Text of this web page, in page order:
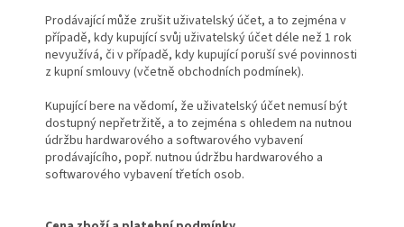
Prodávající může zrušit uživatelský účet, a to zejména v
případě, kdy kupující svůj uživatelský účet déle než 1 rok
nevyužívá, či v případě, kdy kupující poruší své povinnosti
z kupní smlouvy (včetně obchodních podmínek).
Kupující bere na vědomí, že uživatelský účet nemusí být
dostupný nepřetržitě, a to zejména s ohledem na nutnou
údržbu hardwarového a softwarového vybavení
prodávajícího, popř. nutnou údržbu hardwarového a
softwarového vybavení třetích osob.